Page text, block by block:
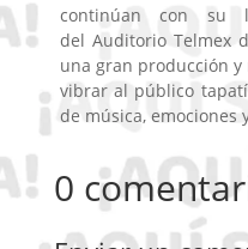
continúan con su
del Auditorio Telmex
una gran producción
vibrar al público
de música, emociones
0